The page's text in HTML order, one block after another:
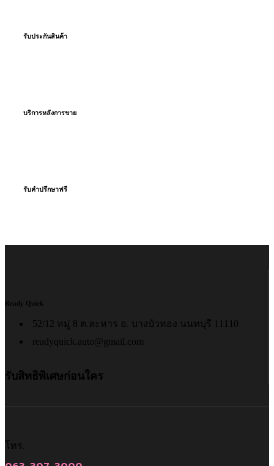
รับประกันสินค้า
บริการหลังการขาย
รับคำปรึกษาฟรี
Ready Quick
52/12 หมู่ 8 ต.ละหาร อ. บางบัวทอง นนทบุรี 11110
readyquick.auto@gmail.com
รับสิทธิพิเศษก่อนใคร
โทร.